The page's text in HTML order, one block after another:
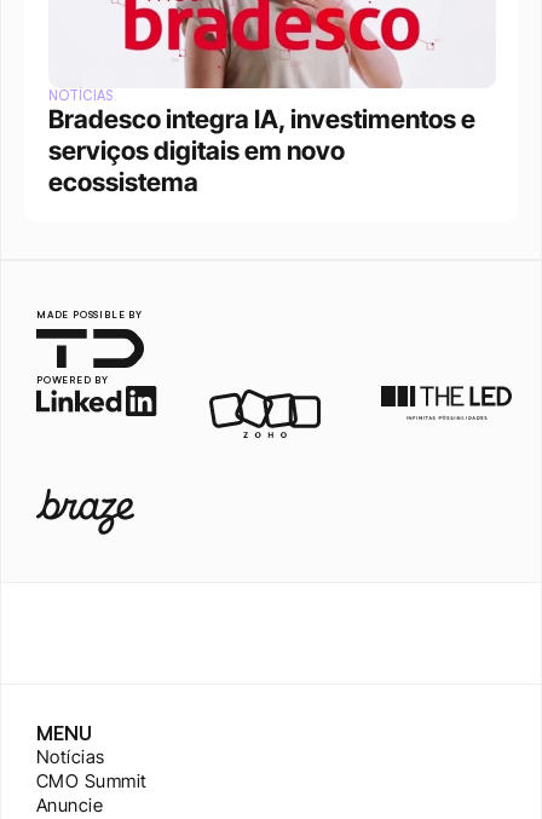
NOTÍCIAS
Bradesco integra IA, investimentos e
serviços digitais em novo
ecossistema
MADE POSSIBLE BY
POWERED BY
MENU
Notícias
CMO Summit
Anuncie